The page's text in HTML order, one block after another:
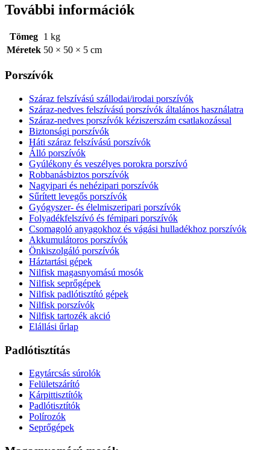
További információk
Tömeg 1 kg
Méretek 50 × 50 × 5 cm
Porszívók
Száraz felszívású szállodai/irodai porszívók
Száraz-nedves felszívású porszívók általános használatra
Száraz-nedves porszívók kéziszerszám csatlakozással
Biztonsági porszívók
Háti száraz felszívású porszívók
Álló porszívók
Gyúlékony és veszélyes porokra porszívó
Robbanásbiztos porszívók
Nagyipari és nehézipari porszívók
Sűrített levegős porszívók
Gyógyszer- és élelmiszeripari porszívók
Folyadékfelszívó és fémipari porszívók
Csomagoló anyagokhoz és vágási hulladékhoz porszívók
Akkumulátoros porszívók
Önkiszolgáló porszívók
Háztartási gépek
Nilfisk magasnyomású mosók
Nilfisk seprőgépek
Nilfisk padlótisztító gépek
Nilfisk porszívók
Nilfisk tartozék akció
Elállási űrlap
Padlótisztítás
Egytárcsás súrolók
Felületszárító
Kárpittisztítók
Padlótisztítók
Polírozók
Seprőgépek